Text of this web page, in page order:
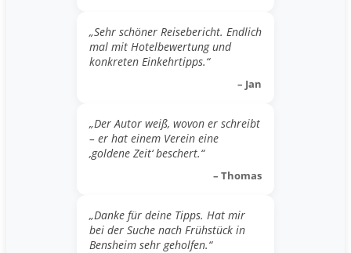
„Sehr schöner Reisebericht. Endlich
mal mit Hotelbewertung und
konkreten Einkehrtipps.“
– Jan
„Der Autor weiß, wovon er schreibt
– er hat einem Verein eine
‚goldene Zeit‘ beschert.“
– Thomas
„Danke für deine Tipps. Hat mir
bei der Suche nach Frühstück in
Bensheim sehr geholfen.“